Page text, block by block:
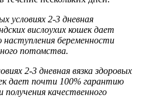
условиях 2-3 дневная
вислоухих кошек дает
беременности
потомства.
2-3 дневная вязка здоровых
дает почти 100% гарантию
качественного